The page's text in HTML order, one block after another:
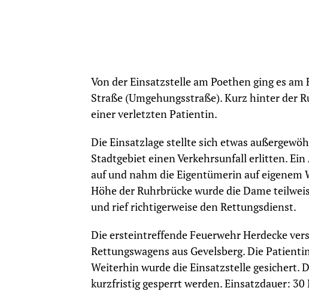
Von der Einsatzstelle am Poethen ging es
Straße (Umgehungsstraße). Kurz hinter der
einer verletzten Patientin.
Die Einsatzlage stellte sich etwas
Stadtgebiet einen Verkehrsunfall erlitten.
auf und nahm die Eigentümerin auf
Höhe der Ruhrbrücke wurde die Dame
und rief richtigerweise den Rettungsdienst.
Die ersteintreffende Feuerwehr Herdecke
Rettungswagens aus Gevelsberg. Die
Weiterhin wurde die Einsatzstelle gesichert.
kurzfristig gesperrt werden. Einsatzdauer: